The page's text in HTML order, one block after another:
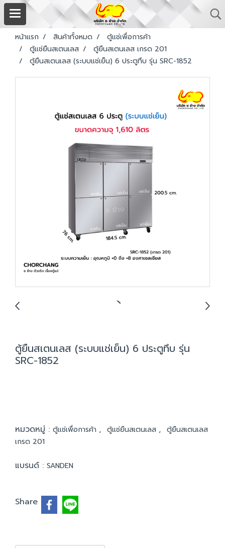
หน้าแรก สินค้าทั้งหมด
ตู้แช่เพื่อการค้า
ตู้แช่ยืนสเตนเลส
ตู้ยืนสเตนเลส เกรด 201
ตู้ยืนสเตนเลส (ระบบแช่เย็น) 6 ประตูทึบ รุ่น SRC-1852
ตู้ยืนสเตนเลส (ระบบแช่เย็น) 6 ประตูทึบ รุ่น
SRC-1852
หมวดหมู่ : ตู้แช่เพื่อการค้า , ตู้แช่ยืนสเตนเลส , ตู้ยืนสเตนเลส
เกรด 201
แบรนด์ : SANDEN
Share